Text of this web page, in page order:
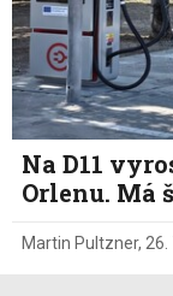
Na D11
Orlenu. Má
Martin Pultzner, 26.